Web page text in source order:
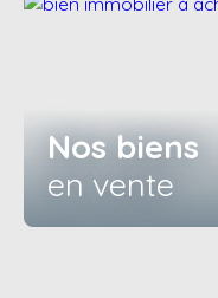
Nos biens
en vente